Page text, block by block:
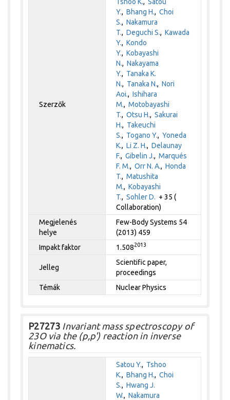
Szerzők
Y.,Bhang H.,Choi
S.,Nakamura
T.,Deguchi S.,Kawada
Y.,Kondo
Y.,Kobayashi
N.,Nakayama
Y., Tanaka K.
N., Tanaka N.,Nori
Aoi.,Ishihara
M.,Motobayashi
T.,Otsu H.,Sakurai
H., Takeuchi
S., Togano Y.,Yoneda
K.,Li Z. H.,Delaunay
F.,Gibelin J.,Marqués
F. M.,Orr N. A.,Honda
T.,Matushita
M.,Kobayashi
T.,Sohler D. + 35 (
Collaboration)
Megjelenés
helye
Few-Body Systems 54
(2013) 459
Impakt faktor
1.5082013
Jelleg
Scientific paper,
proceedings
Témák
Nuclear Physics
P27273 Invariant mass spectroscopy of
23O via the (p,p') reaction in inverse
kinematics.
Satou Y., Tshoo
K.,Bhang H.,Choi
S.,Hwang J.
W.,Nakamura